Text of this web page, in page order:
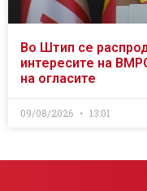
Во Штип се
интересите на
на огласите
09/08/2026 13:01